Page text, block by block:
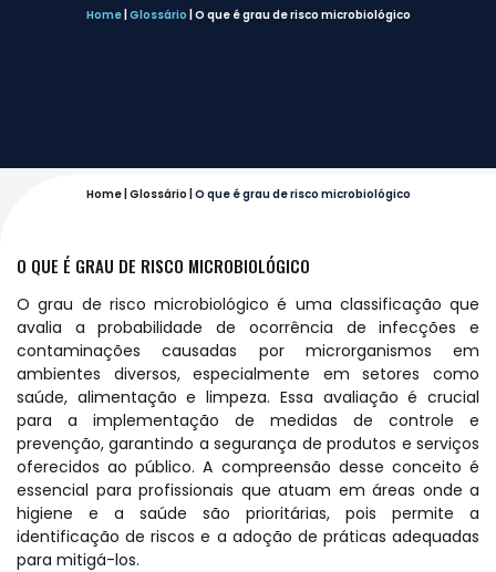
Home| Glossário O que é grau de risco microbiológico
Home| Glossário O que é grau de risco microbiológico
O QUE É GRAU DE RISCO MICROBIOLÓGICO
O grau de risco microbiológico é uma classificação que
avalia a probabilidade de ocorrência de infecções e
contaminações causadas por microrganismos em
ambientes diversos, especialmente em setores como
saúde, alimentação e limpeza. Essa avaliação é crucial
para a implementação de medidas de controle e
prevenção, garantindo a segurança de produtos e serviços
oferecidos ao público. A compreensão desse conceito é
essencial para profissionais que atuam em áreas onde a
higiene e a saúde são prioritárias, pois permite a
identificação de riscos e a adoção de práticas adequadas
para mitigá-los.